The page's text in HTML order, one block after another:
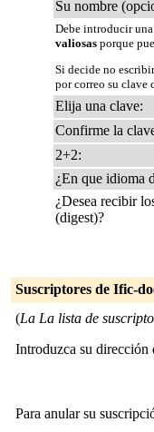
Su nombre
Debe introducir
valiosas porque
Si decide no
por correo su clave
Elija una clave:
Confirme la
2+2:
¿En que idioma
¿Desea recibir
(digest)?
Suscriptores de Ific-
(La La lista de
Introduzca su dirección
Para anular su